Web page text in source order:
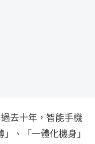
去十年，智能手機
、「一體化機身」